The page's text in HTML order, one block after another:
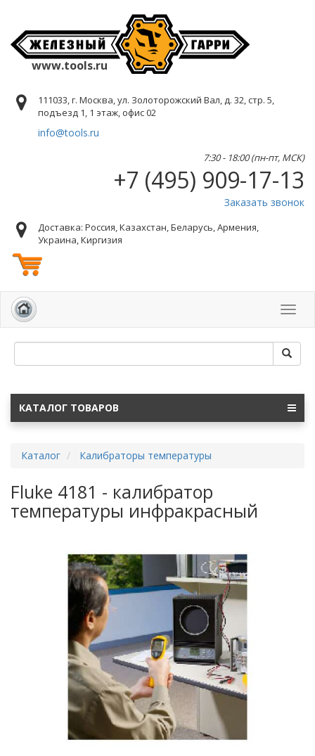
www.tools.ru
111033, г. Москва, ул. Золоторожский Вал, д. 32, стр. 5,
подъезд 1, 1 этаж, офис 02
info@tools.ru
7:30 - 18:00 (пн-пт, МСК)
+7 (495) 909-17-13
Заказать звонок
Доставка: Россия, Казахстан, Беларусь, Армения,
Украина, Киргизия
КАТАЛОГ ТОВАРОВ
Каталог Калибраторы температуры
Fluke 4181 - калибратор
температуры инфракрасный